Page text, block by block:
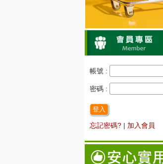
帳號 :
密碼 :
登入
忘記密碼? | 加入會員